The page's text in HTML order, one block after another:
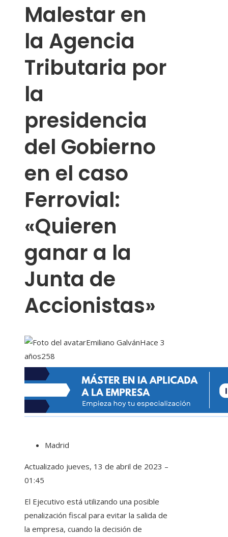
Malestar en
la Agencia
Tributaria por
la
presidencia
del Gobierno
en el caso
Ferrovial:
«Quieren
ganar a la
Junta de
Accionistas»
Emiliano GalvánHace 3
años258
Madrid
Actualizado jueves, 13 de abril de 2023 –
01:45
El Ejecutivo está utilizando una posible
penalización fiscal para evitar la salida de
la empresa, cuando la decisión de